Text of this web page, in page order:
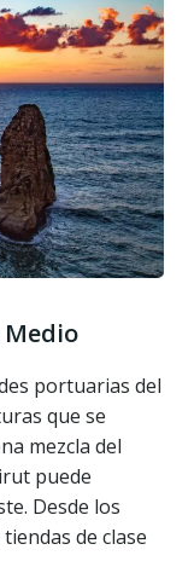
Medio
portuarias del
que se
mezcla del
puede
Desde los
de clase